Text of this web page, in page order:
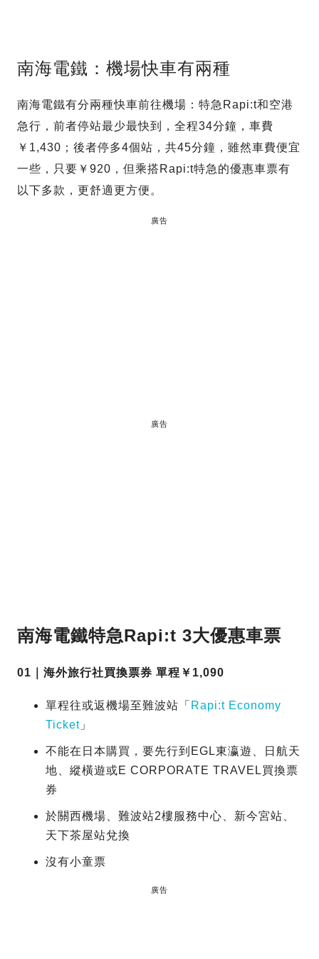
南海電鐵：機場快車有兩種
南海電鐵有分兩種快車前往機場：特急Rapi:t和空港
急行，前者停站最少最快到，全程34分鐘，車費
￥1,430；後者停多4個站，共45分鐘，雖然車費便宜
一些，只要￥920，但乘搭Rapi:t特急的優惠車票有
以下多款，更舒適更方便。
廣告
廣告
南海電鐵特急Rapi:t 3大優惠車票
01｜海外旅行社買換票券 單程￥1,090
單程往或返機場至難波站「 Rapi:t Economy
Ticket 」
不能在日本購買，要先行到EGL東瀛遊、日航天
地、縱橫遊或E CORPORATE TRAVEL買換票
券
於關西機場、難波站2樓服務中心、新今宮站、
天下茶屋站兌換
沒有小童票
廣告